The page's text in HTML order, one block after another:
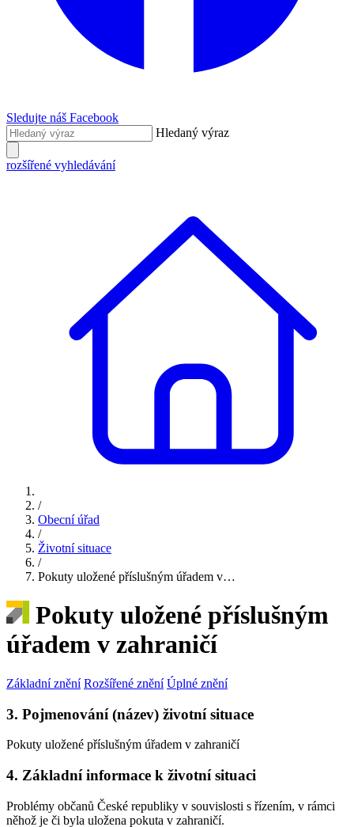
Sledujte náš Facebook
Hledaný výraz
rozšířené vyhledávání
/
Obecní úřad
/
Životní situace
/
Pokuty uložené příslušným úřadem v…
Pokuty uložené příslušným
úřadem v zahraničí
Základní znění Rozšířené znění Úplné znění
3. Pojmenování (název) životní situace
Pokuty uložené příslušným úřadem v zahraničí
4. Základní informace k životní situaci
Problémy občanů České republiky v souvislosti s řízením, v rámci
něhož je či byla uložena pokuta v zahraničí.